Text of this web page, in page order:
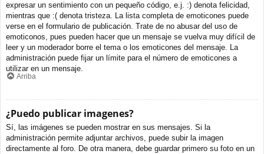
expresar un sentimiento con un pequeño código, e.j. :) denota felicidad,
mientras que :( denota tristeza. La lista completa de emoticones puede
verse en el formulario de publicación. Trate de no abusar del uso de
emoticonos, pues pueden hacer que un mensaje se vuelva muy difícil de
leer y un moderador borre el tema o los emoticones del mensaje. La
administración puede fijar un límite para el número de emoticones a
utilizar en un mensaje.
Arriba
¿Puedo publicar imagenes?
Sí, las imágenes se pueden mostrar en sus mensajes. Si la
administración permite adjuntar archivos, puede subir la imagen
directamente al foro. De otra manera, debe guardar primero su foto en un